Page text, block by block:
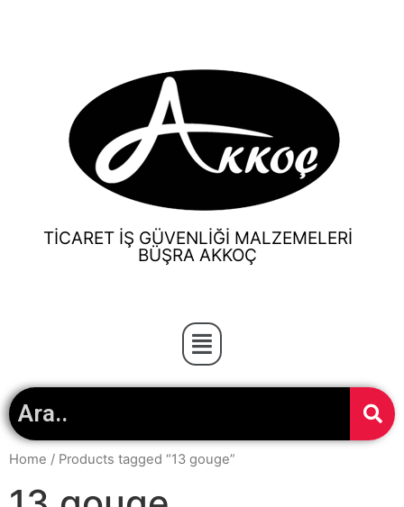
TİCARET İŞ GÜVENLİĞİ MALZEMELERİ
BÜŞRA AKKOÇ
Home / Products tagged “13 gouge”